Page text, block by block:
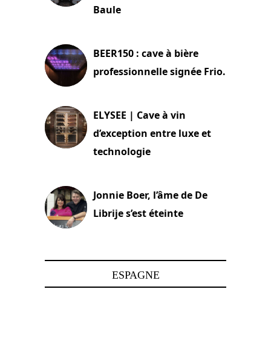
Baule
BEER150 : cave à bière
professionnelle signée Frio.
ELYSEE | Cave à vin
d’exception entre luxe et
technologie
Jonnie Boer, l’âme de De
Librije s’est éteinte
ESPAGNE